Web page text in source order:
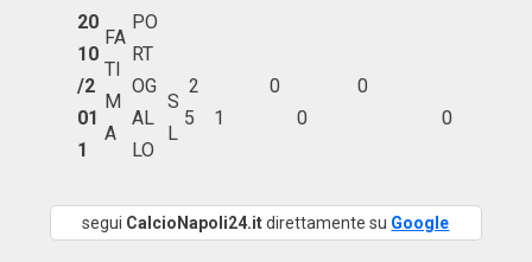
20
10
/2
01
1
FA
TI
M
A
PO
RT
OG
AL
LO
S
L
2
5
1
0
0
0
0
segui CalcioNapoli24.itdirettamente su Google